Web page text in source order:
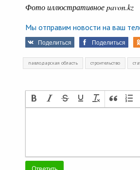
Фото иллюстративное pavon.kz
Мы отправим новости на ваш
Поделиться Поделиться
павлодарская область строительство